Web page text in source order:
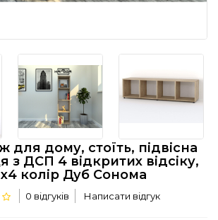
для дому, стоїть, підвісна
з ДСП 4 відкритих відсіку,
колір Дуб Сонома
0 відгуків Написати відгук